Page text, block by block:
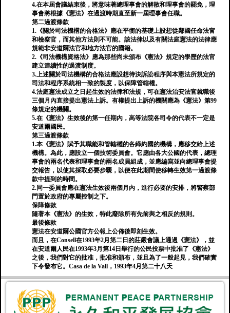
4.在本屆會議結束後，將意味著總理事會的解散和理事會的罷免，理
事會將根據《憲法》在過渡時期直至新一屆理事會任職。
第二過渡條款
1.《關於司法機構的合格法》應在平衡的基礎上設想從鄰國任命法官
和檢察官，而其他方法則不可能。該法律以及有關法庭憲法的法律應
規範非安道爾法官和地方法官的國籍。
2.《司法機構資格法》應為那些尚未頒布《憲法》規定的學歷的法官
建立連續性的過渡制度。
3.上述關於司法機構的合格法應設想待決訴訟程序與本憲法所規定的
司法和程序系統相一致的製度，以保障管轄權。
4.法庭憲法成立之日起生效的法律和法規，可在憲法治安法官就職後
三個月內直接提出憲法上訴。有權提出上訴的機關應為《憲法》第99
條規定的機關。
5.在《憲法》生效後的第一任期內，高等法院各司令的代表不一定是
安道爾國民。
第三過渡條款
1.本《憲法》賦予其職能和管轄權的各締約國的機構，應移交給上述
機構。為此，應設立一個技術委員會。它應由各大公國的代表，總理
事會的兩名代表和理事會的兩名成員組成，並應編寫並向總理事會提
交報告，以使其採取必要步驟，以便在此期間使移轉生效第一過渡條
款中提到的時間。
2.同一委員會應在憲法生效後兩個月內，進行必要的安排，將警察部
門置於政府的專屬控制之下。
保障條款
隨著本《憲法》的生效，特此廢除所有先前與之相反的規則。
最後條款
憲法在安道爾公國官方公報上公佈後即刻生效。
而且，在Consell在1993年2月第二日的莊嚴會議上通過《憲法》，並
在安道爾人民在1993年3月第14日舉行的公民投票中批准了《憲法》
之後，我們對它的批准，批准和頒布，並且為了一般起見，我們確實
下令發布它。Casa de la Vall，1993年4月第二十八天